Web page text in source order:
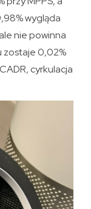
wygląda
nie powinna
zostaje 0,02%
cyrkulacja